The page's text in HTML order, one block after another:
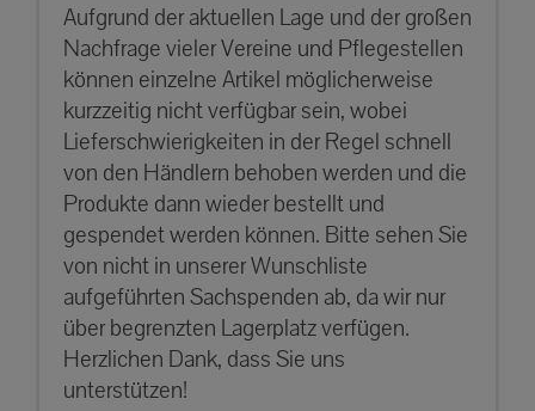
Aufgrund der aktuellen Lage und der großen
Nachfrage vieler Vereine und Pflegestellen
können einzelne Artikel möglicherweise
kurzzeitig nicht verfügbar sein, wobei
Lieferschwierigkeiten in der Regel schnell
von den Händlern behoben werden und die
Produkte dann wieder bestellt und
gespendet werden können. Bitte sehen Sie
von nicht in unserer Wunschliste
aufgeführten Sachspenden ab, da wir nur
über begrenzten Lagerplatz verfügen.
Herzlichen Dank, dass Sie uns
unterstützen!